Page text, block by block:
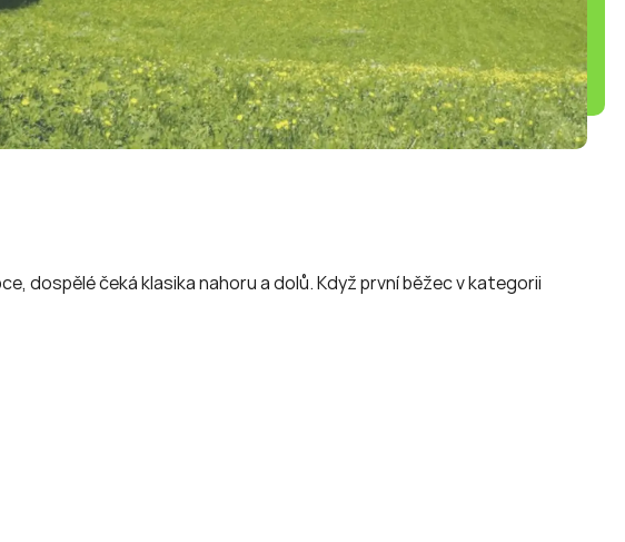
dospělé čeká klasika nahoru a dolů. Když první běžec v kategorii